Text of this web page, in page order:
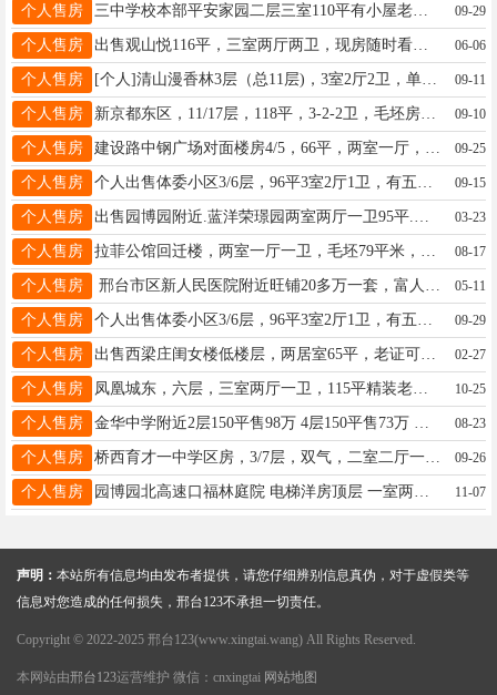
个人售房 三中学校本部平安家园二层三室110平有小屋老证96万。守敬小学对面一层三室120平老证83万13383093603 09-29
个人售房 出售观山悦116平，三室两厅两卫，现房随时看房，无中介费18531923978 06-06
个人售房 [个人]清山漫香林3层（总11层)，3室2厅2卫，单平5000元，总价59万元，捡漏了。☎️17325319115 09-11
个人售房 新京都东区，11/17层，118平，3-2-2卫，毛坯房，带车位带小房，66万，老证，18633693911 09-10
个人售房 09-25
个人售房 09-15
个人售房 03-23
个人售房 08-17
个人售房 05-11
个人售房 09-29
个人售房 02-27
个人售房 凤凰城东，六层，三室两厅一卫，115平精装老证45万13400153366 10-25
个人售房 08-23
个人售房 桥西育才一中学区房，3/7层，双气，二室二厅一卫，75平，小房10平，老证，45.6万，可面议电13903190325 09-26
个人售房 11-07
声明： 本站所有信息均由发布者提供，请您仔细辨别信息真伪，对于虚假类等
信息对您造成的任何损失，邢台123不承担一切责任。
Copyright © 2022-2025 邢台123(www.xingtai.wang) All Rights Reserved.
本网站由邢台123运营维护 微信：cnxingtai 网站地图